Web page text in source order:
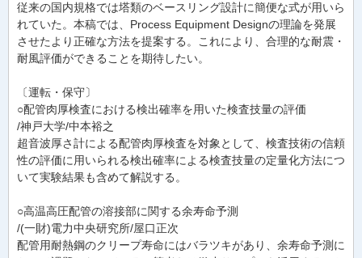
従来の国内規格では塔類のベースリング設計に簡便な式が用いら
れていた。本稿では、Process Equipment Designの理論を発展
させたより正確な方法を提案する。これにより、合理的な耐震・
耐風評価ができることを期待したい。
〔運転・保守〕
○配管肉厚検査における検出確率を用いた検査技量の評価
/神戸大学/中本裕之
超音波厚さ計による配管肉厚検査を対象として、検査技術の信頼
性の評価に用いられる検出確率による検査技量の定量化方法につ
いて実験結果も含めて解説する。
○高温高圧配管の溶接部に関する余寿命予測
/(一財)電力中央研究所/屋口正次
配管用耐熱鋼のクリープ寿命にはバラツキがあり、余寿命予測に